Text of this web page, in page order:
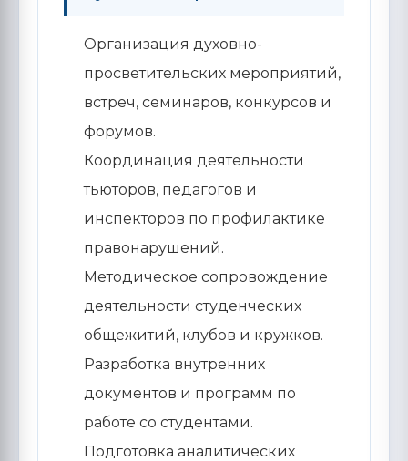
Организация духовно-
просветительских мероприятий,
встреч, семинаров, конкурсов и
форумов.
Координация деятельности
тьюторов, педагогов и
инспекторов по профилактике
правонарушений.
Методическое сопровождение
деятельности студенческих
общежитий, клубов и кружков.
Разработка внутренних
документов и программ по
работе со студентами.
Подготовка аналитических